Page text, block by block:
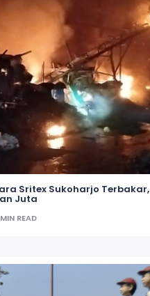
Sritex Sukoharjo Terbakar,
Juta
READ